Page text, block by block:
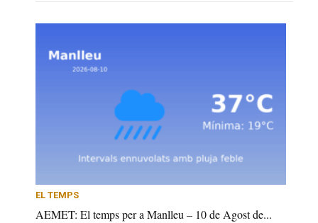
EL TEMPS
AEMET: El temps per a Manlleu – 10 de Agost de...